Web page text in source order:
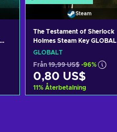
Steam
The Testament of Sherlock
Holmes Steam Key GLOBAL
GLOBALT
Från 19,99 US$ -96%
0,80 US$
11% Återbetalning